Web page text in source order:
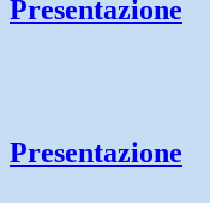
Presentazione
Presentazione